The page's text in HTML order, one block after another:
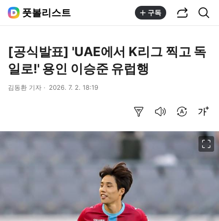
풋볼리스트 구독
[공식발표] 'UAE에서 K리그 찍고 독
일로!' 용인 이승준 유럽행
김동환 기자 2026. 7. 2. 18:19